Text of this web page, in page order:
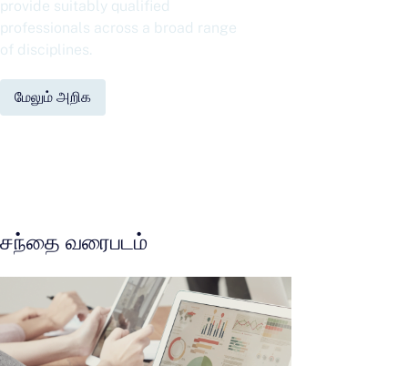
provide suitably qualified
professionals across a broad range
of disciplines.
மேலும் அறிக
சந்தை வரைபடம்